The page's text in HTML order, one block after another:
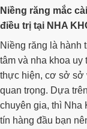
Niềng răng mắc
điều trị tại NHA
Niềng răng là hành
tâm và nha khoa
thực hiện, cơ sở sở
quan trọng. Dựa
chuyên gia, thì Nha
tín hàng đầu bạn